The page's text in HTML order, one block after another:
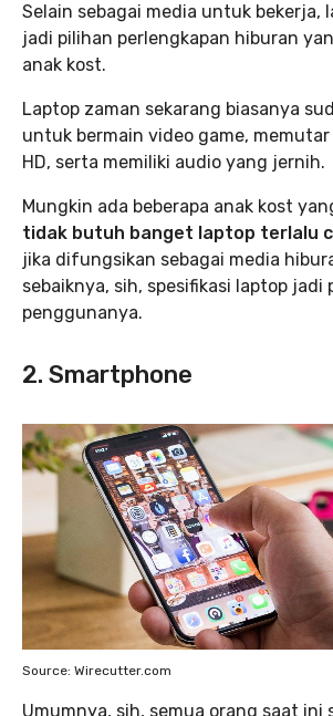
Selain sebagai media untuk bekerja,
jadi pilihan perlengkapan hiburan
anak kost.
Laptop zaman sekarang biasanya
untuk bermain video game,
HD, serta memiliki audio yang jernih.
Mungkin ada beberapa anak kost
tidak butuh banget laptop terlalu
jika difungsikan sebagai media
sebaiknya, sih, spesifikasi laptop
penggunanya.
2. Smartphone
Source: Wirecutter.com
Umumnya, sih, semua orang saat ini